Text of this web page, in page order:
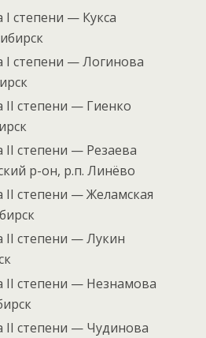
степени — Кукса
I степени — Логинова
степени — Гиенко
степени — Резаева
р-он, р.п. Линёво
степени — Желамская
II степени — Лукин
II степени — Незнамова
II степени — Чудинова